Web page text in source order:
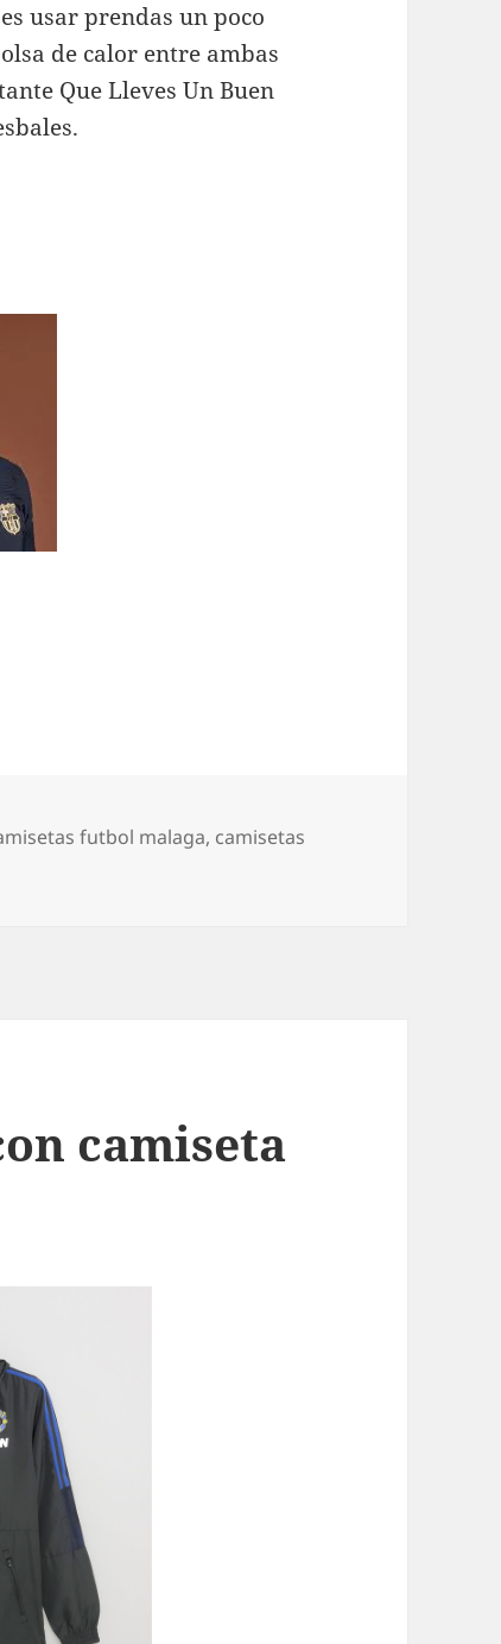
usar prendas un poco
de calor entre ambas
Que Lleves Un Buen
futbol malaga, camisetas
camiseta